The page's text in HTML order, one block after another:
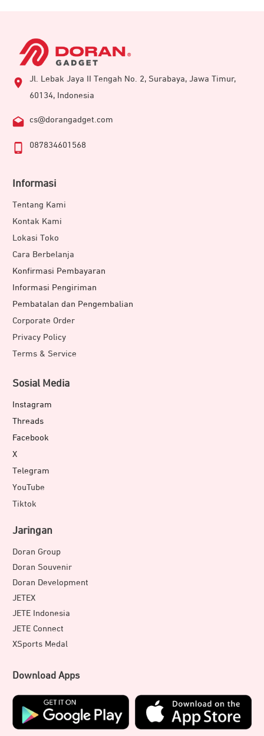
Jl. Lebak Jaya II Tengah No. 2, Surabaya, Jawa Timur,
60134, Indonesia
cs@dorangadget.com
087834601568
Informasi
Tentang Kami
Kontak Kami
Lokasi Toko
Cara Berbelanja
Konfirmasi Pembayaran
Informasi Pengiriman
Pembatalan dan Pengembalian
Corporate Order
Privacy Policy
Terms & Service
Sosial Media
Instagram
Threads
Facebook
X
Telegram
YouTube
Tiktok
Jaringan
Doran Group
Doran Souvenir
Doran Development
JETEX
JETE Indonesia
JETE Connect
XSports Medal
Download Apps